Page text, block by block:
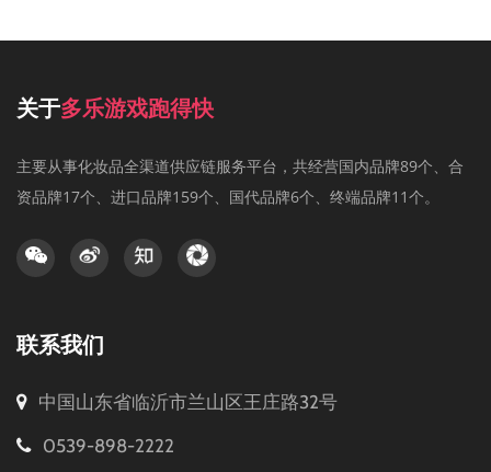
关于多乐游戏跑得快
主要从事化妆品全渠道供应链服务平台，共经营国内品牌89个、合
资品牌17个、进口品牌159个、国代品牌6个、终端品牌11个。
联系我们
中国山东省临沂市兰山区王庄路32号
0539-898-2222